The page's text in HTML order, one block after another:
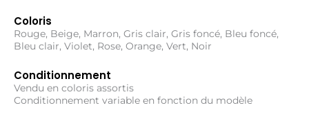
Coloris
Rouge, Beige, Marron, Gris clair, Gris foncé, Bleu foncé,
Bleu clair, Violet, Rose, Orange, Vert, Noir
Conditionnement
Vendu en coloris assortis
Conditionnement variable en fonction du modèle